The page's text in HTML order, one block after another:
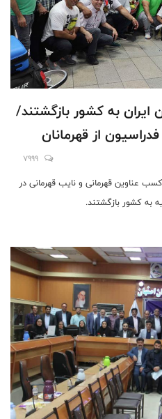
به کشور بازگشتند/
از قهرمانان
7999
عناوین قهرمانی و نایب قهرمانی در
به کشور بازگشتند.